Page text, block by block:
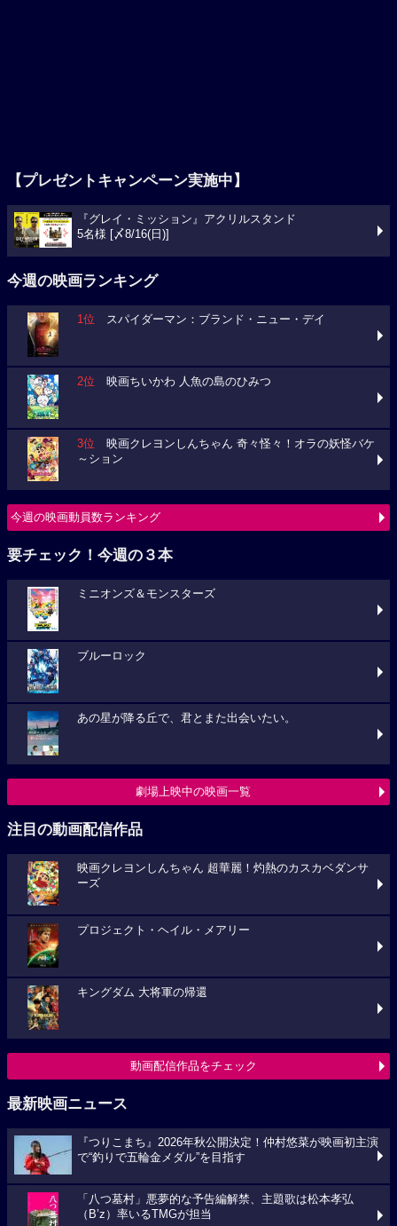
【プレゼントキャンペーン実施中】
『グレイ・ミッション』アクリルスタンド
5名様 [〆8/16(日)]
今週の映画ランキング
1位 スパイダーマン：ブランド・ニュー・デイ
2位 映画ちいかわ 人魚の島のひみつ
3位 映画クレヨンしんちゃん 奇々怪々！オラの妖怪バケ
～ション
今週の映画動員数ランキング
要チェック！今週の３本
ミニオンズ＆モンスターズ
ブルーロック
あの星が降る丘で、君とまた出会いたい。
劇場上映中の映画一覧
注目の動画配信作品
映画クレヨンしんちゃん 超華麗！灼熱のカスカベダンサ
ーズ
プロジェクト・ヘイル・メアリー
キングダム 大将軍の帰還
動画配信作品をチェック
最新映画ニュース
『つりこまち』2026年秋公開決定！仲村悠菜が映画初主演
で“釣りで五輪金メダル”を目指す
「八つ墓村」悪夢的な予告編解禁、主題歌は松本孝弘
（B’z）率いるTMGが担当